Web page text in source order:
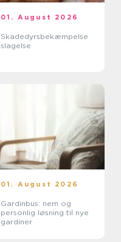
01. August 2026
Skadedyrsbekæmpelse
slagelse
01. August 2026
Gardinbus: nem og
personlig løsning til nye
gardiner